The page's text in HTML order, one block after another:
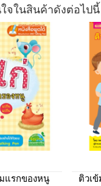
จในสินค้าดังต่อไปนี้
แรกของหนู
ติวเ